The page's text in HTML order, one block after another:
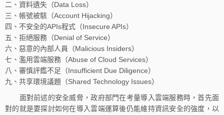
二、資料遺失（Data Loss）
三、帳號被駭（Account Hijacking）
四、不安全的APIs程式（Insecure APIs）
五、拒絕服務（Denial of Service）
六、惡意的內部人員（Malicious Insiders）
七、濫用雲端服務（Abuse of Cloud Services）
八、審慎評鑑不足（Insufficient Due Diligence）
九、共享環境議題（Shared Technology Issues）
面對前述的安全威脅，政府部門在考量導入雲端服務時，首先面
對的就是要探討如何在導入雲端運算後仍能維持資訊安全的強度，以